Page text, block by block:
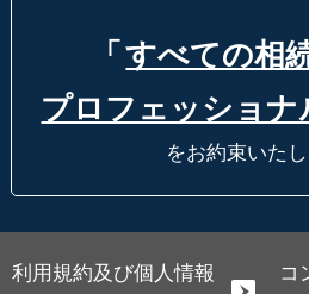
「 すべての相
プロフェッショナ
をお約束いたし
利用規約及び個人情報
コ